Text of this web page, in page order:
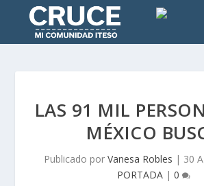
LAS 91 MIL
MÉXICO
Publicado por Vanesa Robles | 30
PORTADA| 0